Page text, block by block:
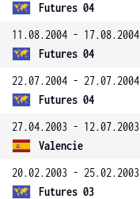
Futures 04
11.08.2004 - 17.08.2004
Futures 04
22.07.2004 - 27.07.2004
Futures 04
27.04.2003 - 12.07.2003
Valencie
20.02.2003 - 25.02.2003
Futures 03